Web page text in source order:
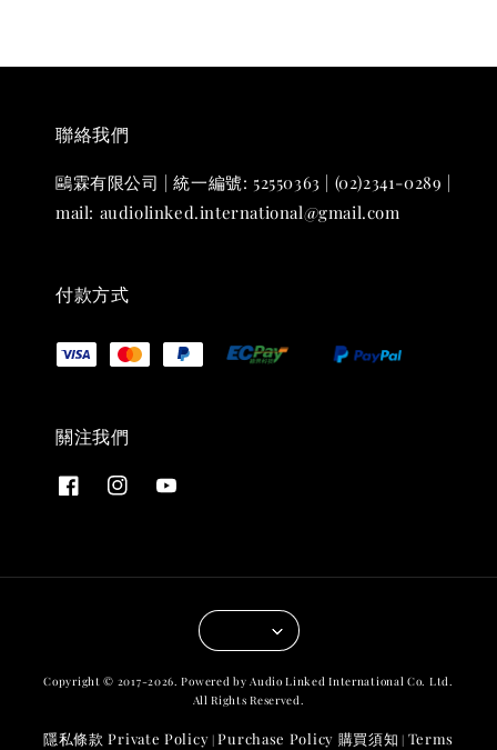
聯絡我們
鷗霖有限公司 | 統一編號: 52550363 | (02)2341-0289 |
mail: audiolinked.international@gmail.com
付款方式
關注我們
Copyright © 2017-2026. Powered by Audio Linked International Co. Ltd.
All Rights Reserved.
隱私條款 Private Policy |Purchase Policy 購買須知 | Terms